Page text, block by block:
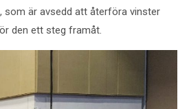
, som är avsedd att återföra vinster
den ett steg framåt.